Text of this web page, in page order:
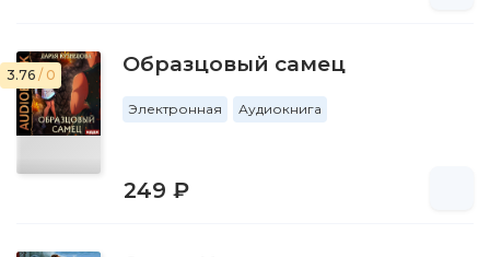
3.76 / 0 Образцовый самец
Электронная Аудиокнига
249 ₽